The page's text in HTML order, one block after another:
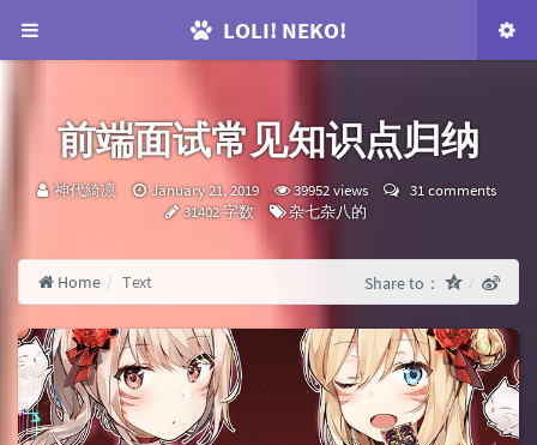
LOLI! NEKO!
前端面试常见知识点归纳
咕：
神代綺凛
发
布
January 21, 2019 39952 views
31 comments
31402 字数
Categories：
杂七杂八的
Home Text Share to：